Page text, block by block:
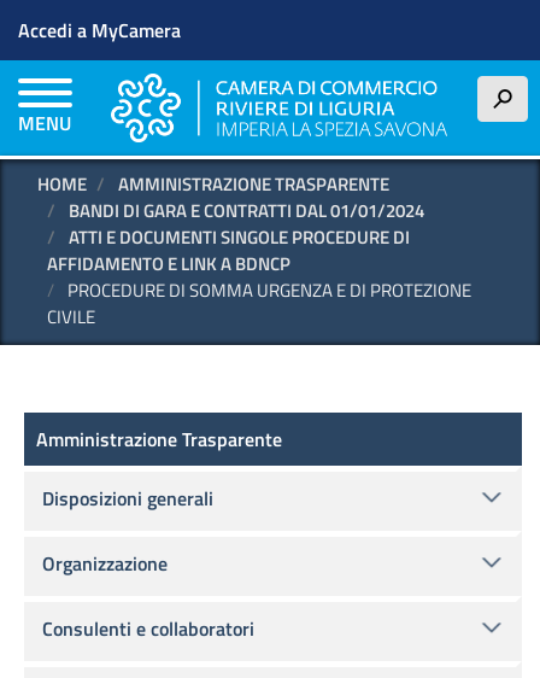
contenuto
principale
Menu profilo utente
Accedi a MyCamera
MENU
h
HOME
AMMINISTRAZIONE TRASPARENTE
BANDI DI GARA E CONTRATTI DAL 01/01/2024
ATTI E DOCUMENTI SINGOLE PROCEDURE DI
AFFIDAMENTO E LINK A BDNCP
PROCEDURE DI SOMMA URGENZA E DI PROTEZIONE
CIVILE
Amministrazione Trasparente
Amministrazione Trasparente
Disposizioni generali
Organizzazione
Consulenti e collaboratori